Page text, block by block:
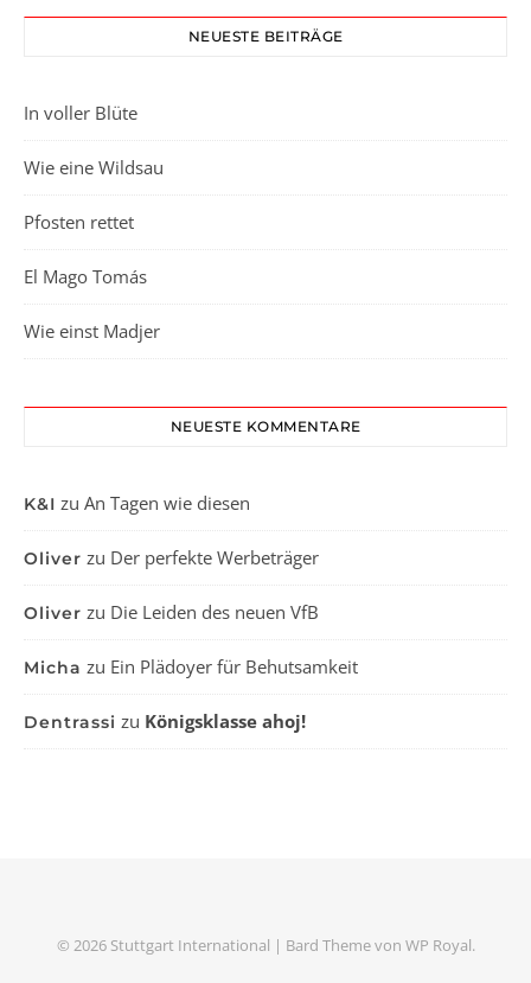
NEUESTE BEITRÄGE
In voller Blüte
Wie eine Wildsau
Pfosten rettet
El Mago Tomás
Wie einst Madjer
NEUESTE KOMMENTARE
K&I zu An Tagen wie diesen
Oliver zu Der perfekte Werbeträger
Oliver zu Die Leiden des neuen VfB
Micha zu Ein Plädoyer für Behutsamkeit
Dentrassi zu Königsklasse ahoj!
© 2026 Stuttgart International | Bard Theme von WP Royal.